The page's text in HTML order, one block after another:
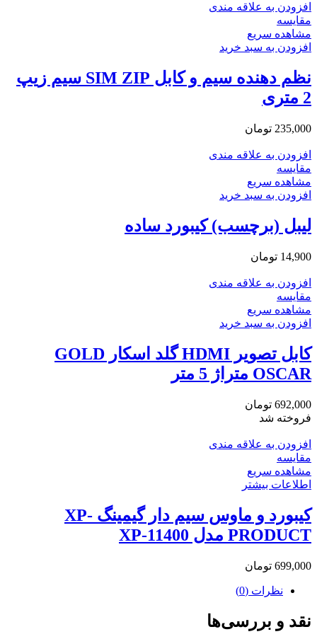
افزودن به علاقه مندی
مقایسه
مشاهده سریع
افزودن به سبد خرید
نظم دهنده سیم و کابل SIM ZIP سیم زیپ
2 متری
235,000 تومان
افزودن به علاقه مندی
مقایسه
مشاهده سریع
افزودن به سبد خرید
لیبل (برچسب) کیبورد ساده
14,900 تومان
افزودن به علاقه مندی
مقایسه
مشاهده سریع
افزودن به سبد خرید
کابل تصویر HDMI گلد اسکار GOLD
OSCAR متراژ 5 متر
692,000 تومان
فروخته شد
افزودن به علاقه مندی
مقایسه
مشاهده سریع
اطلاعات بیشتر
کیبورد و ماوس سیم دار گیمینگ XP-
PRODUCT مدل XP-11400
699,000 تومان
نظرات (0)
نقد و بررسی‌ها